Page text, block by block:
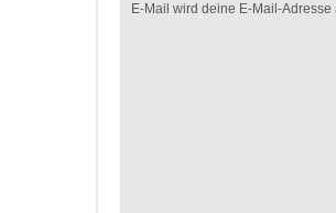
E-Mail wird deine E-Mail-